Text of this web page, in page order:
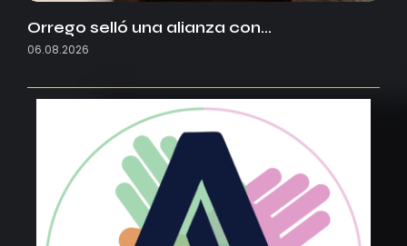
Orrego selló una alianza con…
06.08.2026